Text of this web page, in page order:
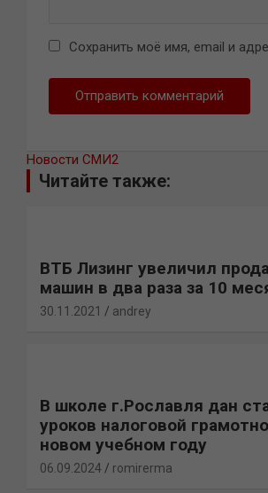
Сохранить моё имя, email и
Новости СМИ2
Читайте также:
ВТБ Лизинг увеличил
машин в два раза за 10
30.11.2021 andrey
В школе г.Рославля дан
уроков налоговой
новом учебном году
06.09.2024 romirerma